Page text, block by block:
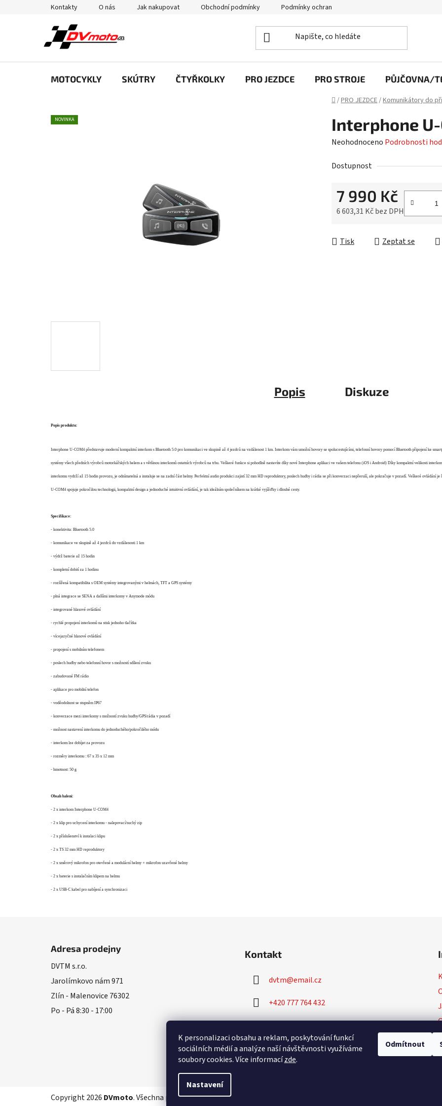
K personalizaci obsahu a reklam, poskytování funkcí
sociálních médií a analýze naší návštěvnosti využíváme
soubory cookies. Více informacízde.
Nastavení
Odmítnout
Kontakty O nás Jak nakupovat Obchodní podmínky Podmínky ochrany osobních údajů
MOTOCYKLY SKÚTRY ČTYŘKOLKY PRO JEZDCE PRO STROJE PŮJČOVNA/
Domů
/PRO JEZDCE/Komunikátory do
Interphone
Průměrné
produktu
0,0
Neohodnoceno Podrobnosti
Dostupnost
7 990 Kč
6 603,31 Kč bez DPH
Tisk Zeptat se
NOVINKA
Popis Diskuze
Popis produktu:
Interphone U-COM4 představuje moderní kompaktní interkom s Bluetooth 5.0 pro komunikaci ve skupině až 4 jezdců na vzdálenost 1 km. Interkom vám umožní hovory se spolucestujícími, telefonní hovory pomocí Bluetooth připojení ke
systémy všech předních výrobců motorkářských helem a s většinou interkomů ostatních výrobců na trhu. Veškeré funkce si pohodlně nastavíte díky nové Interphone aplikaci ve vašem telefonu (iOS i Android) Díky kompaktní velikosti
interkomu vydrží až 15 hodin provozu, je odnímatelná a instaluje se na zadní část helmy. Perfektní audio produkci zajistí 32 mm HD reproduktory, poslech hudby i rádia se při konverzaci nepřeruší, ale pokračuje v pozadí. Veškeré ovládání
U-COM4 spojuje pokročilou technologii, kompaktní design a jednoduché intuitivní ovládání, je tak ideálním společníkem na krátké vyjížďky i dlouhé cesty.
Specifikace:
- konektivita: Bluetooth 5.0
- komunikace ve skupině až 4 jezdců do vzdálenosti 1 km
- výdrž baterie až 15 hodin
- kompletní dobití za 1 hodinu
- rozšířená kompatibilita s OEM systémy integrovanými v helmách, TFT a GPS systémy
- plná integrace se SENA a dalšími interkomy v Anymode módu
- integrované hlasové ovládání
- rychlé propojení interkomů na stisk jednoho tlačítka
- vícejazyčné hlasové ovládání
- propojení s mobilním telefonem
- poslech hudby nebo telefonní hovor s možností sdílení zvuku
- zabudované FM rádio
- aplikace pro mobilní telefon
- voděodolnost se stupněm IP67
- konverzace mezi interkomy s možností zvuku hudby/GPS/rádia v pozadí
- možnost nastavení interkomu do jednoduchého/pokročilého módu
- interkom lze dobíjet za provozu
- rozměry interkomu : 67 x 35 x 12 mm
- hmotnost: 50 g
Obsah balení:
- 2 x interkom Interphone U-COM4
- 2 x klip pro uchycení interkomu - nalepovací/suchý zip
- 2 x příslušenství k instalaci klipu
- 2 x TS 32 mm HD reproduktory
- 2 x směrový mikrofon pro otevřené a modulární helmy + mikrofon uzavřené helmy
- 2 x baterie s instalačním klipem na helmu
- 2 x USB-C kabel pro nabíjení a synchronizaci
Adresa prodejny
DVTM s.r.o.
Jarolímkovo nám 971
Zlín - Malenovice 76302
Po - Pá 8:30 - 17:00
Kontakt
dvtm@email.cz
+420 777 764 432
Copyright 2026 DVmoto. Všechna práva vyhrazena.Upravit nastavení cookies